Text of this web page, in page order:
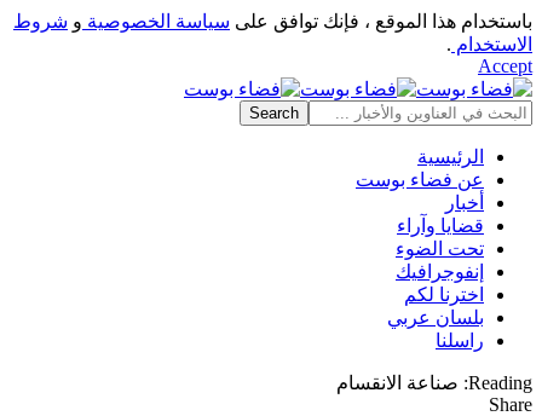
باستخدام هذا الموقع ، فإنك توافق على سياسة الخصوصية و شروط
الاستخدام .
Accept
الرئيسية
عن فضاء بوست
أخبار
قضايا وآراء
تحت الضوء
إنفوجرافيك
اخترنا لكم
بلسان عربي
راسلنا
Reading: صناعة الانقسام
Share